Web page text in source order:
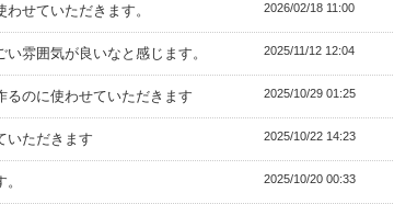
せていただきます。 2026/02/18 11:00
雰囲気が良いなと感じます。 2025/11/12 12:04
るのに使わせていただきます 2025/10/29 01:25
いただきます 2025/10/22 14:23
2025/10/20 00:33